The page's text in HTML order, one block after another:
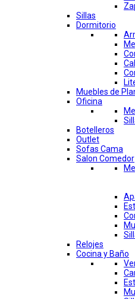
Sillas
Dormitorio
Muebles de
Oficina
Botelleros
Outlet
Sofas Cama
Salon Comedor
Relojes
Cocina y Baño